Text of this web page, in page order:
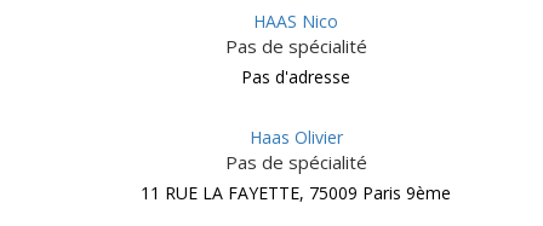
HAAS Nico
Pas de spécialité
Pas d'adresse
Haas Olivier
Pas de spécialité
11 RUE LA FAYETTE, 75009 Paris 9ème